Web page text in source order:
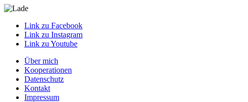
Link zu Facebook
Link zu Instagram
Link zu Youtube
Über mich
Kooperationen
Datenschutz
Kontakt
Impressum